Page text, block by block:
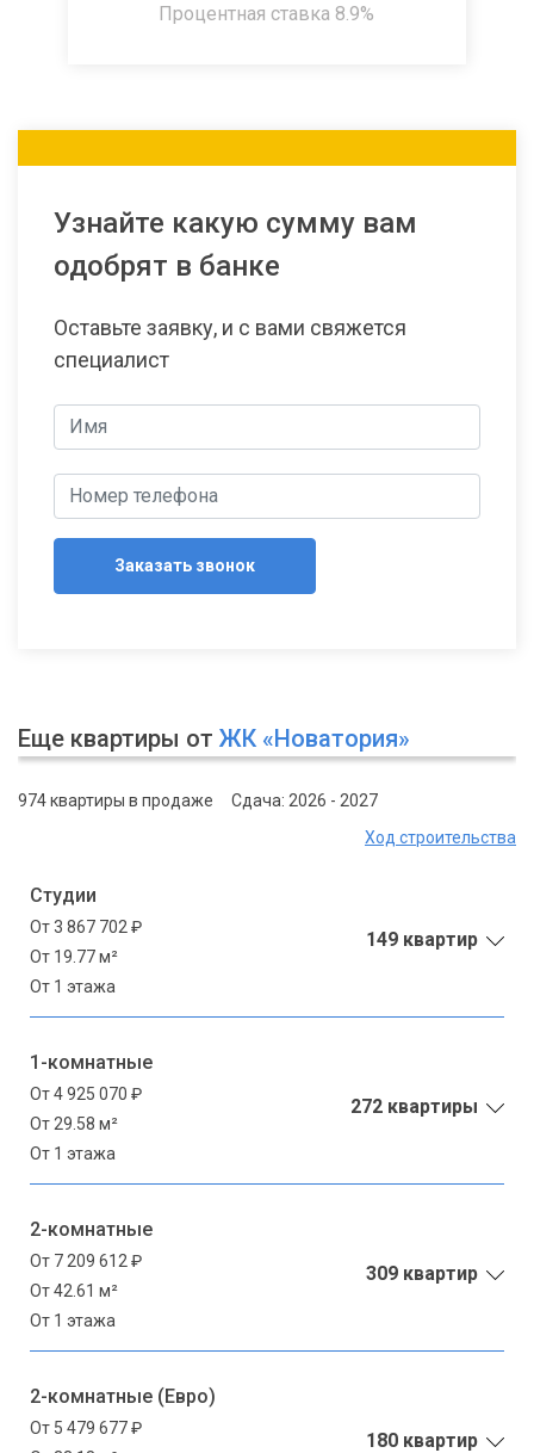
Процентная ставка 8.9%
Узнайте какую сумму вам
одобрят в банке
Оставьте заявку, и с вами свяжется
специалист
Заказать звонок
Еще квартиры от ЖК «Новатория»
974 квартиры в продаже
Сдача: 2026 - 2027
Ход строительства
Студии
От 3 867 702 ₽
От 19.77 м²
От 1 этажа
149 квартир
1-комнатные
От 4 925 070 ₽
От 29.58 м²
От 1 этажа
272 квартиры
2-комнатные
От 7 209 612 ₽
От 42.61 м²
От 1 этажа
309 квартир
2-комнатные (Евро)
От 5 479 677 ₽
180 квартир